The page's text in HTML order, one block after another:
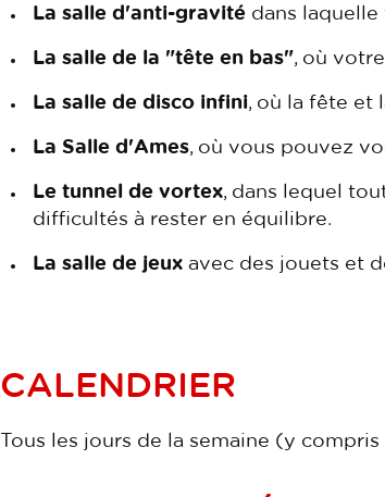
La salle d'anti-gravité dans
La salle de la "tête en bas", où
La salle de disco infini, où la fête et
La Salle d'Ames, où vous pouvez
Le tunnel de vortex, dans lequel
difficultés à rester en équilibre.
La salle de jeux avec des jouets et
CALENDRIER
Tous les jours de la semaine (y